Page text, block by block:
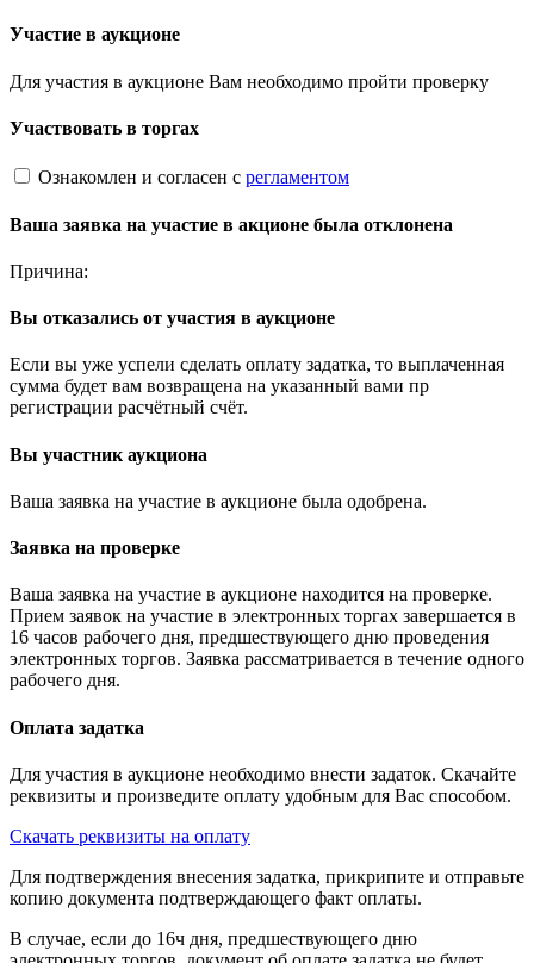
Участие в аукционе
Для участия в аукционе Вам необходимо пройти проверку
Участвовать в торгах
Ознакомлен и согласен с регламентом
Ваша заявка на участие в акционе была отклонена
Причина:
Вы отказались от участия в аукционе
Если вы уже успели сделать оплату задатка, то выплаченная
сумма будет вам возвращена на указанный вами пр
регистрации расчётный счёт.
Вы участник аукциона
Ваша заявка на участие в аукционе была одобрена.
Заявка на проверке
Ваша заявка на участие в аукционе находится на проверке.
Прием заявок на участие в электронных торгах завершается в
16 часов рабочего дня, предшествующего дню проведения
электронных торгов. Заявка рассматривается в течение одного
рабочего дня.
Оплата задатка
Для участия в аукционе необходимо внести задаток. Скачайте
реквизиты и произведите оплату удобным для Вас способом.
Скачать реквизиты на оплату
Для подтверждения внесения задатка, прикрипите и отправьте
копию документа подтверждающего факт оплаты.
В случае, если до 16ч дня, предшествующего дню